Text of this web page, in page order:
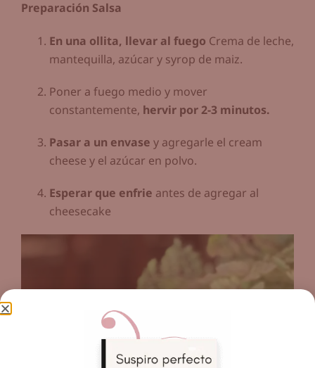
Preparación Salsa
En una ollita, llevar al fuego Crema de leche,
mantequilla, azúcar y syrop de maiz.
Poner a fuego medio y mover
constantemente, hervir por 2-3 minutos.
Pasar a un envase y agregarle el cream
cheese y el azúcar en polvo.
Esperar que enfrie antes de agregar al
cheesecake